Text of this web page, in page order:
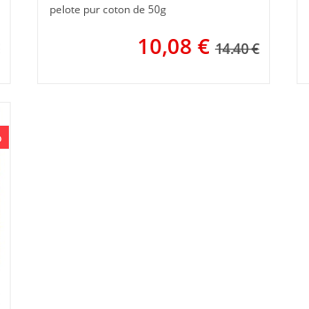
pelote pur coton de 50g
10,08 € 14.40 €